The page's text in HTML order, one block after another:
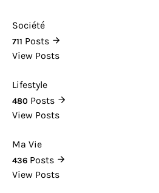
Société
711 Posts
View Posts
Lifestyle
480 Posts
View Posts
Ma Vie
436 Posts
View Posts